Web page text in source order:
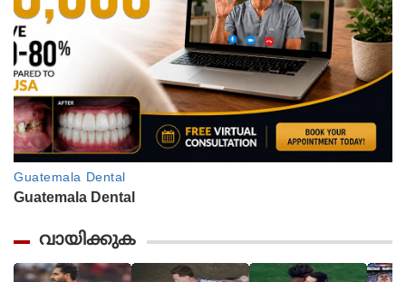
വായിക്കുക